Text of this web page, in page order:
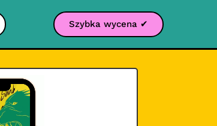
Szybka wycena ✔